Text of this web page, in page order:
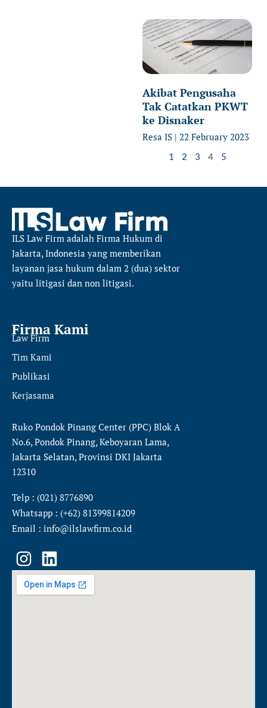
Akibat Pengusaha
Tak Catatkan PKWT
ke Disnaker
Resa IS 22 February 2023
1 2 3 4 5
ILS Law Firm adalah Firma Hukum di
Jakarta, Indonesia yang memberikan
layanan jasa hukum dalam 2 (dua) sektor
yaitu litigasi dan non litigasi.
Firma Kami
Law Firm
Tim Kami
Publikasi
Kerjasama
Ruko Pondok Pinang Center (PPC) Blok A
No.6, Pondok Pinang, Keboyaran Lama,
Jakarta Selatan, Provinsi DKI Jakarta
12310
Telp : (021) 8776890
Whatsapp : (+62) 81399814209
Email : info@ilslawfirm.co.id
I
n
s
L
i
n